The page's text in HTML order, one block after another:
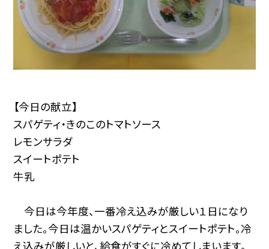
【今日の献立】
スパゲティ・きのこのトマトソース
レモンサラダ
スイートポテト
牛乳
今日は今年度、一番冷え込みが厳しい１日になり
ました。今日は温かいスパゲティとスイートポテト。冷
え込みが厳しいと、給食がすぐに冷めてしまいます。